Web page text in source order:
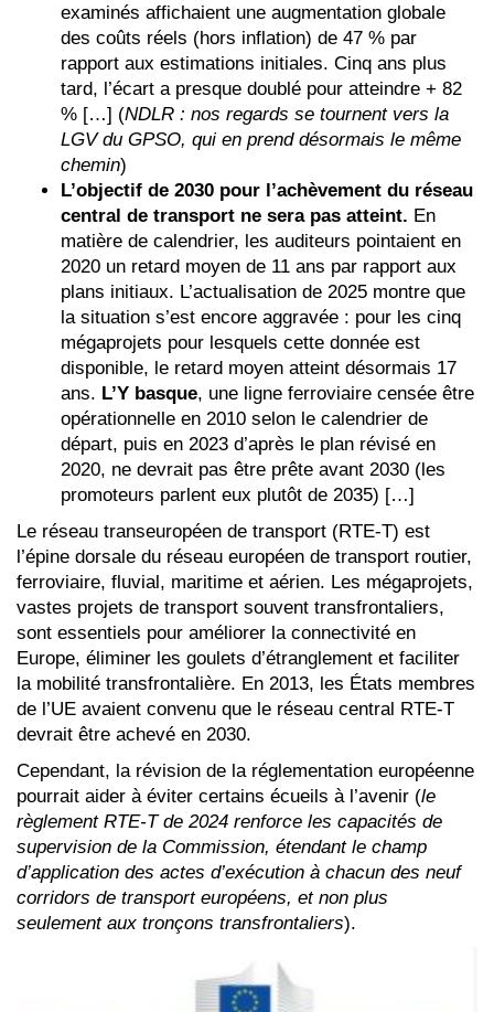
examinés affichaient une augmentation globale
des coûts réels (hors inflation) de 47 % par
rapport aux estimations initiales. Cinq ans plus
tard, l’écart a presque doublé pour atteindre + 82
% […] (NDLR : nos regards se tournent vers la
LGV du GPSO, qui en prend désormais le même
chemin)
L’objectif de 2030 pour l’achèvement du réseau
central de transport ne sera pas atteint. En
matière de calendrier, les auditeurs pointaient en
2020 un retard moyen de 11 ans par rapport aux
plans initiaux. L’actualisation de 2025 montre que
la situation s’est encore aggravée : pour les cinq
mégaprojets pour lesquels cette donnée est
disponible, le retard moyen atteint désormais 17
ans. L’Y basque, une ligne ferroviaire censée être
opérationnelle en 2010 selon le calendrier de
départ, puis en 2023 d’après le plan révisé en
2020, ne devrait pas être prête avant 2030 (les
promoteurs parlent eux plutôt de 2035) […]
Le réseau transeuropéen de transport (RTE-T) est
l’épine dorsale du réseau européen de transport routier,
ferroviaire, fluvial, maritime et aérien. Les mégaprojets,
vastes projets de transport souvent transfrontaliers,
sont essentiels pour améliorer la connectivité en
Europe, éliminer les goulets d’étranglement et faciliter
la mobilité transfrontalière. En 2013, les États membres
de l’UE avaient convenu que le réseau central RTE-T
devrait être achevé en 2030.
Cependant, la révision de la réglementation européenne
pourrait aider à éviter certains écueils à l’avenir (le
règlement RTE-T de 2024 renforce les capacités de
supervision de la Commission, étendant le champ
d’application des actes d’exécution à chacun des neuf
corridors de transport européens, et non plus
seulement aux tronçons transfrontaliers).